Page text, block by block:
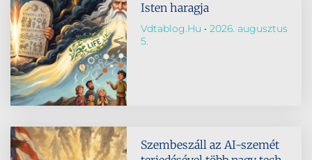
Isten haragja
Vdtablog.hu
2026. augusztus
5.
Szembeszáll az AI-szemét